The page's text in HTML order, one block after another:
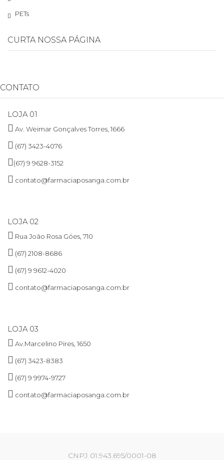
PETs
CURTA NOSSA PÁGINA
CONTATO
LOJA 01
Av. Weimar Gonçalves Torres, 1666
(67) 3423-4076
(67) 9 9628-3152
contato@farmaciaposanga.com.br
LOJA 02
Rua João Rosa Góes, 710
(67) 2108-8686
(67) 9 9612-4020
contato@farmaciaposanga.com.br
LOJA 03
Av.Marcelino Pires, 1650
(67) 3423-8383
(67) 9 9974-9727
contato@farmaciaposanga.com.br
CNPJ 01.943.695/0001-08